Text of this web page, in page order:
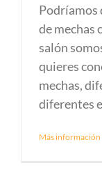
Podríamos
de mechas
salón
quieres
mechas,
diferentes
Más información